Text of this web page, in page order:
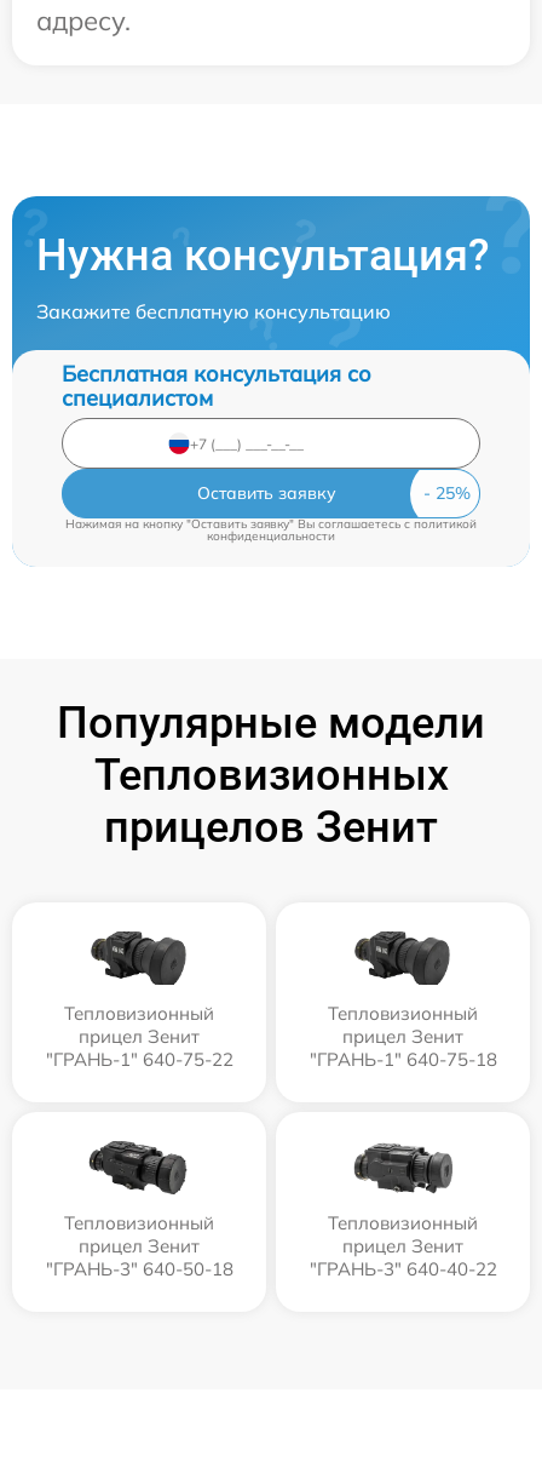
адресу.
Нужна консультация?
Закажите бесплатную консультацию
Бесплатная консультация со
специалистом
Оставить заявку
Нажимая на кнопку "Оставить заявку" Вы соглашаетесь c политикой
конфиденциальности
Популярные модели
Тепловизионных
прицелов Зенит
Тепловизионный
прицел Зенит
"ГРАНЬ-1" 640-75-22
Тепловизионный
прицел Зенит
"ГРАНЬ-1" 640-75-18
Тепловизионный
прицел Зенит
"ГРАНЬ-3" 640-50-18
Тепловизионный
прицел Зенит
"ГРАНЬ-3" 640-40-22